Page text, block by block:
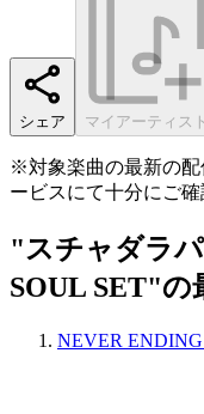
シェア マイアーティスト
※対象楽曲の最新の配
ービスにて十分にご
"スチャダラ
SOUL SET"の
NEVER